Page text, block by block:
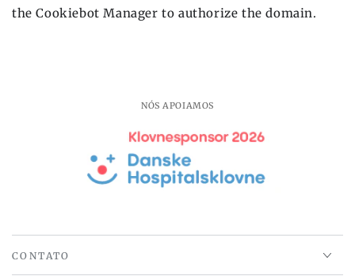
the Cookiebot Manager to authorize the domain.
NÓS APOIAMOS
CONTATO